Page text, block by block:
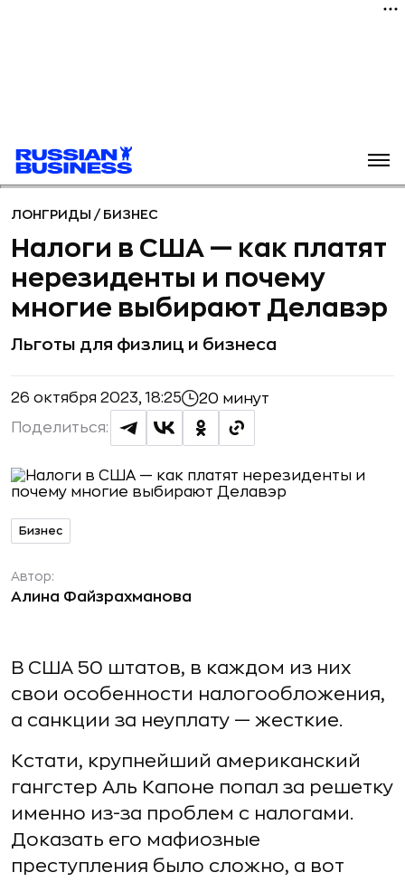
ЛОНГРИДЫ / БИЗНЕС
Налоги в США — как платят
нерезиденты и почему
многие выбирают Делавэр
Льготы для физлиц и бизнеса
26 октября 2023, 18:25 20 минут
Поделиться:
Бизнес
Автор:
Алина Файзрахманова
В США 50 штатов, в каждом из них
свои особенности налогообложения,
а санкции за неуплату — жесткие.
Кстати, крупнейший американский
гангстер Аль Капоне попал за решетку
именно из-за проблем с налогами.
Доказать его мафиозные
преступления было сложно, а вот